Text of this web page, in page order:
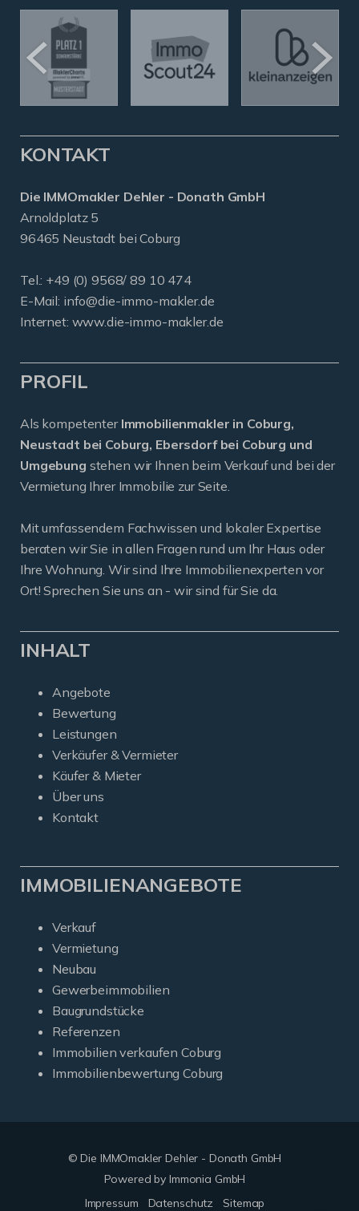
KONTAKT
Die IMMOmakler Dehler - Donath GmbH
Arnoldplatz 5
96465 Neustadt bei Coburg
Tel.: +49 (0) 9568/ 89 10 474
E-Mail: info@die-immo-makler.de
Internet: www.die-immo-makler.de
PROFIL
Als kompetenter Immobilienmakler in Coburg,
Neustadt bei Coburg, Ebersdorf bei Coburg und
Umgebung stehen wir Ihnen beim Verkauf und bei der
Vermietung Ihrer Immobilie zur Seite.
Mit umfassendem Fachwissen und lokaler Expertise
beraten wir Sie in allen Fragen rund um Ihr Haus oder
Ihre Wohnung. Wir sind Ihre Immobilienexperten vor
Ort! Sprechen Sie uns an - wir sind für Sie da.
INHALT
Angebote
Bewertung
Leistungen
Verkäufer & Vermieter
Käufer & Mieter
Über uns
Kontakt
IMMOBILIENANGEBOTE
Verkauf
Vermietung
Neubau
Gewerbeimmobilien
Baugrundstücke
Referenzen
Immobilien verkaufen Coburg
Immobilienbewertung Coburg
© Die IMMOmakler Dehler - Donath GmbH
Powered by Immonia GmbH
Impressum
Datenschutz Sitemap